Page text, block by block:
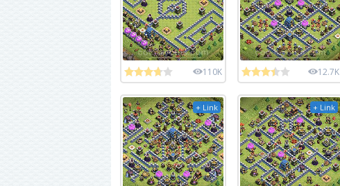
110K 12.7K
+ Link + Link